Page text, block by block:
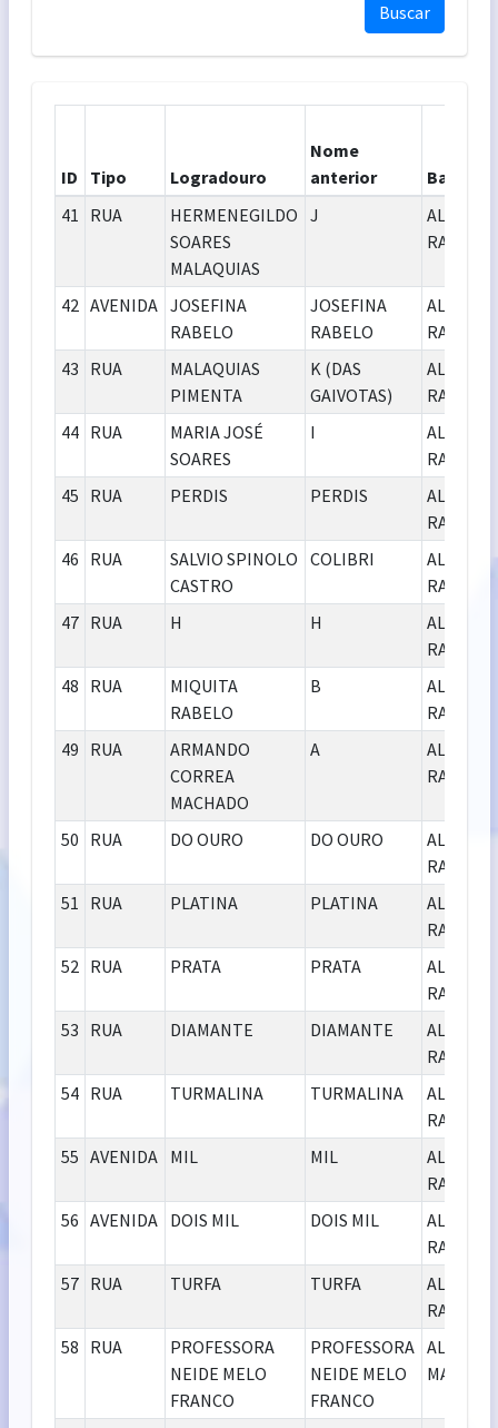
Buscar
ID Tipo Logradouro
Nome
anterior
Bairro
41 RUA
HERMENEGILDO
SOARES
MALAQUIAS
J
ALCIDES
RABELO
42 AVENIDA JOSEFINA
RABELO
JOSEFINA
RABELO
ALCIDES
RABELO
43 RUA
MALAQUIAS
PIMENTA
K (DAS
GAIVOTAS)
ALCIDES
RABELO
44 RUA
MARIA JOSÉ
SOARES
I
ALCIDES
RABELO
45 RUA PERDIS PERDIS
ALCIDES
RABELO
46 RUA
SALVIO SPINOLO
CASTRO
COLIBRI
ALCIDES
RABELO
47 RUA H H
ALCIDES
RABELO
48 RUA
MIQUITA
RABELO
B
ALCIDES
RABELO
49 RUA
ARMANDO
CORREA
MACHADO
A
ALCIDES
RABELO
50 RUA DO OURO DO OURO
ALCIDES
RABELO
51 RUA PLATINA PLATINA
ALCIDES
RABELO
52 RUA PRATA PRATA
ALCIDES
RABELO
53 RUA DIAMANTE DIAMANTE
ALCIDES
RABELO
54 RUA TURMALINA TURMALINA
ALCIDES
RABELO
55 AVENIDA MIL MIL
ALCIDES
RABELO
56 AVENIDA DOIS MIL DOIS MIL
ALCIDES
RABELO
57 RUA TURFA TURFA
ALCIDES
RABELO
58 RUA
PROFESSORA
NEIDE MELO
FRANCO
PROFESSORA
NEIDE MELO
FRANCO
ALICE
MAIA